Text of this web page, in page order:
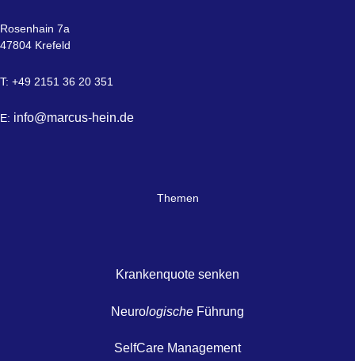
Rosenhain 7a
47804 Krefeld
T: +49 2151 36 20 351
E: info@marcus-hein.de
Themen
Krankenquote senken
Neurologische Führung
SelfCare Management